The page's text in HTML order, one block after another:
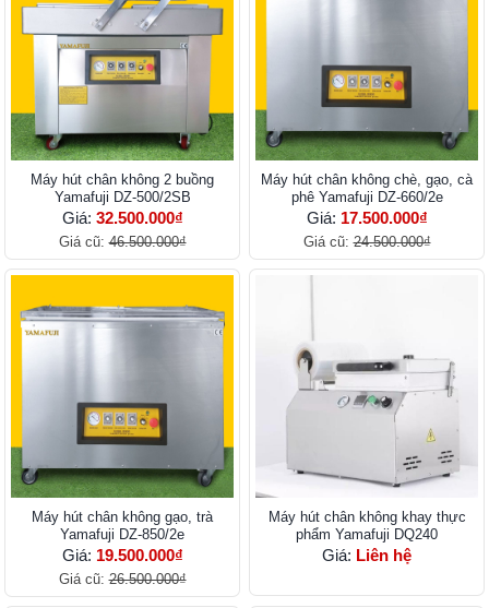
Máy hút chân không 2 buồng
Yamafuji DZ-500/2SB
Giá: 32.500.000₫
Giá cũ:46.500.000₫
Máy hút chân không chè, gạo, cà
phê Yamafuji DZ-660/2e
Giá: 17.500.000₫
Giá cũ:24.500.000₫
Máy hút chân không gạo, trà
Yamafuji DZ-850/2e
Giá: 19.500.000₫
Giá cũ:26.500.000₫
Máy hút chân không khay thực
phẩm Yamafuji DQ240
Giá: Liên hệ